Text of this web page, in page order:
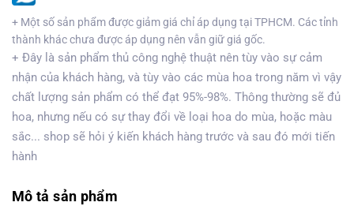
+ Một số sản phẩm được giảm giá chỉ áp dụng tại TPHCM. Các tỉnh
thành khác chưa được áp dụng nên vẫn giữ giá gốc.
+ Đây là sản phẩm thủ công nghệ thuật nên tùy vào sự cảm
nhận của khách hàng, và tùy vào các mùa hoa trong năm vì vậy
chất lượng sản phẩm có thể đạt 95%-98%. Thông thường sẽ đủ
hoa, nhưng nếu có sự thay đổi về loại hoa do mùa, hoặc màu
sắc... shop sẽ hỏi ý kiến khách hàng trước và sau đó mới tiến
hành
Mô tả sản phẩm